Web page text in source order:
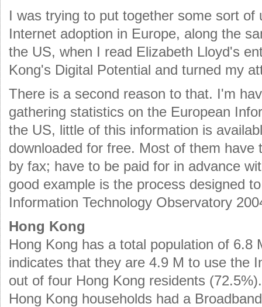
I was trying to put together some sort of
Internet adoption in Europe, along the
the US, when I read Elizabeth Lloyd's
Kong's Digital Potential and turned my
There is a second reason to that. I'm
gathering statistics on the European
the US, little of this information is
downloaded for free. Most of them have
by fax; have to be paid for in advance
good example is the process designed
Information Technology Observatory
Hong Kong
Hong Kong has a total population of 6.8
indicates that they are 4.9 M to use the
out of four Hong Kong residents
Hong Kong households had a